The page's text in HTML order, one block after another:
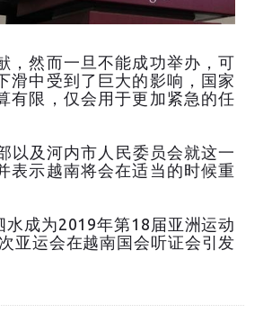
，然而一旦不能成功举办，可
滑中受到了巨大的影响，国家
有限，仅会用于更加紧急的任
及河内市人民委员会就这一
表示越南将会在适当的时候重
成为2019年第18届亚洲运动
亚运会在越南国会听证会引发